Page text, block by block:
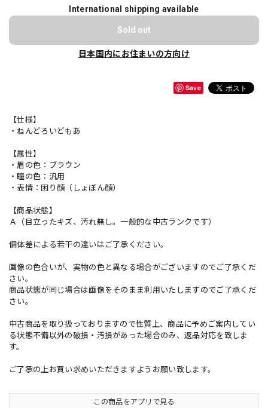
International shipping available
Sold out
日本国内にお住まいの方向け
Save
【仕様】
・ねんどろいどもあ
【属性】
・眉の色：ブラウン
・瞳の色：汎用
・表情：困り顔（しょぼん顔）
【商品状態】
Ａ（目立ったキズ、汚れ無し。一般的な中古ランクです）
個体差による若干の違いはご了承ください。
画像の色合いが、実物の色と異なる場合がございますのでご了承くだ
さい。
商品状態が同じ場合は画像をそのまま利用いたしますのでご了承くだ
さい。
中古商品を取り扱っておりますので性質上、商品に予めご案内してい
る状態不備以外の破損・汚損があった場合のみ、返品対応を致しま
す。
ご了承の上お買い求めいただきますようお願い致します。
この商品をアプリで見る